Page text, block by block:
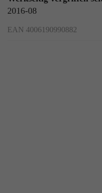
2016-08
EAN 4006190990882